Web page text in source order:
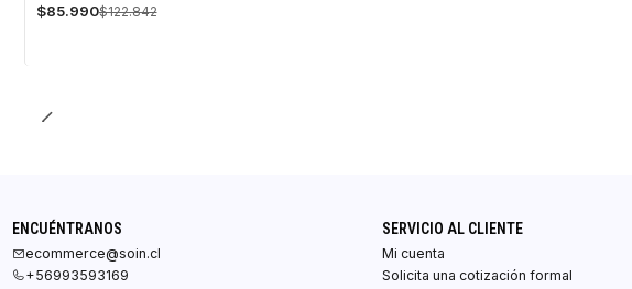
Agotado
$85.990$122.842
ENCUÉNTRANOS
ecommerce@soin.cl
+56993593169
SERVICIO AL CLIENTE
Mi cuenta
Solicita una cotización formal